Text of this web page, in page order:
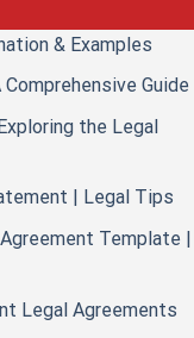
& Examples
Guide
the Legal
| Legal Tips
Template |
Legal Agreements